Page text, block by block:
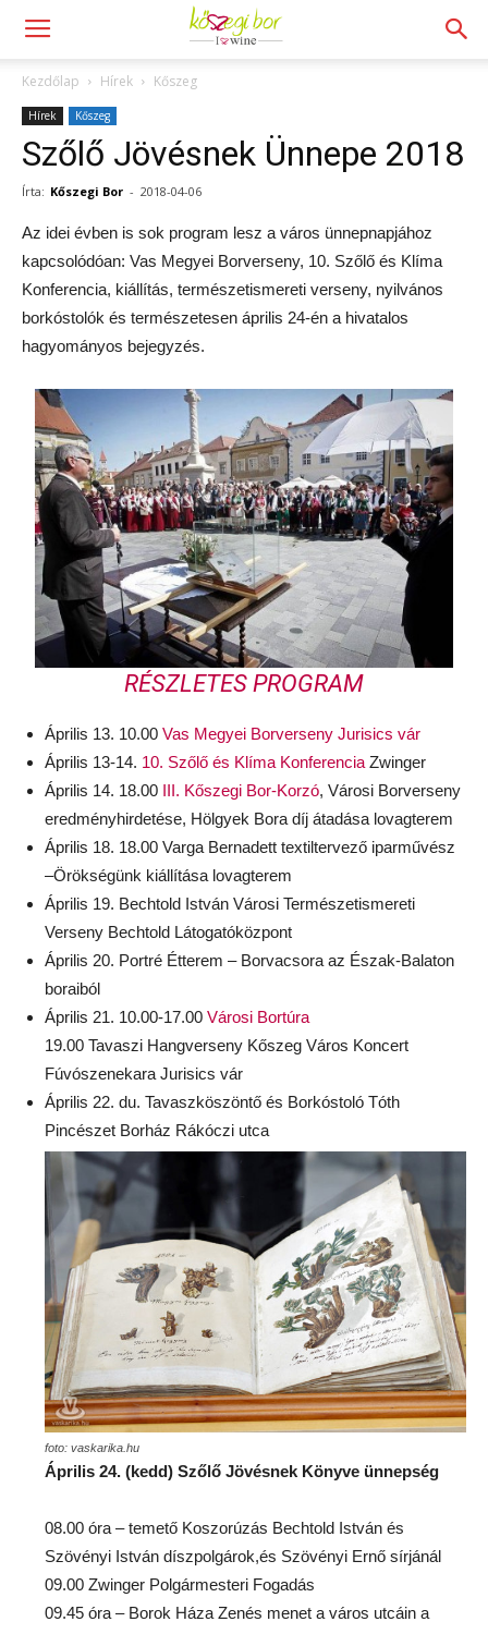
Kezdőlap Hírek Kőszeg
Hírek Kőszeg
Szőlő Jövésnek Ünnepe 2018
Írta: Kőszegi Bor - 2018-04-06
Az idei évben is sok program lesz a város ünnepnapjához
kapcsolódóan: Vas Megyei Borverseny, 10. Szőlő és Klíma
Konferencia, kiállítás, természetismereti verseny, nyilvános
borkóstolók és természetesen április 24-én a hivatalos
hagyományos bejegyzés.
RÉSZLETES PROGRAM
Április 13. 10.00 Vas Megyei Borverseny Jurisics vár
Április 13-14. 10. Szőlő és Klíma Konferencia Zwinger
Április 14. 18.00 III. Kőszegi Bor-Korzó, Városi Borverseny
eredményhirdetése, Hölgyek Bora díj átadása lovagterem
Április 18. 18.00 Varga Bernadett textiltervező iparművész
–Örökségünk kiállítása lovagterem
Április 19. Bechtold István Városi Természetismereti
Verseny Bechtold Látogatóközpont
Április 20. Portré Étterem – Borvacsora az Észak-Balaton
boraiból
Április 21. 10.00-17.00 Városi Bortúra
19.00 Tavaszi Hangverseny Kőszeg Város Koncert
Fúvószenekara Jurisics vár
Április 22. du. Tavaszköszöntő és Borkóstoló Tóth
Pincészet Borház Rákóczi utca
foto: vaskarika.hu
Április 24. (kedd) Szőlő Jövésnek Könyve ünnepség
08.00 óra – temető Koszorúzás Bechtold István és
Szövényi István díszpolgárok,és Szövényi Ernő sírjánál
09.00 Zwinger Polgármesteri Fogadás
09.45 óra – Borok Háza Zenés menet a város utcáin a